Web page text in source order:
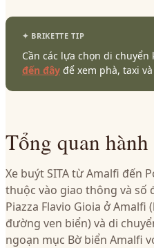
Cần các lựa chọn di chuyển
đến đây để xem phà, taxi
Tổng quan
Xe buýt SITA từ Amalfi đến
thuộc vào giao thông và số
Piazza Flavio Gioia ở
đường ven biển) và di
ngoạn mục Bờ biển Amalfi